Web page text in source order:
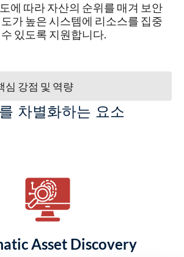
에 따라 자산의 순위를 매겨 보안
가 높은 시스템에 리소스를 집중
수 있도록 지원합니다.
심 강점 및 역량
차별화하는 요소
Asset Discovery